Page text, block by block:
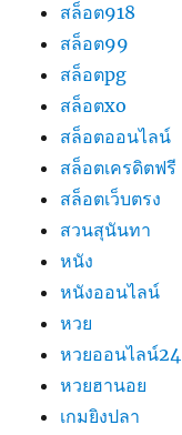
สล็อต918
สล็อต99
สล็อตpg
สล็อตxo
สล็อตออนไลน์
สล็อตเครดิตฟรี
สล็อตเว็บตรง
สวนสุนันทา
หนัง
หนังออนไลน์
หวย
หวยออนไลน์24
หวยฮานอย
เกมยิงปลา